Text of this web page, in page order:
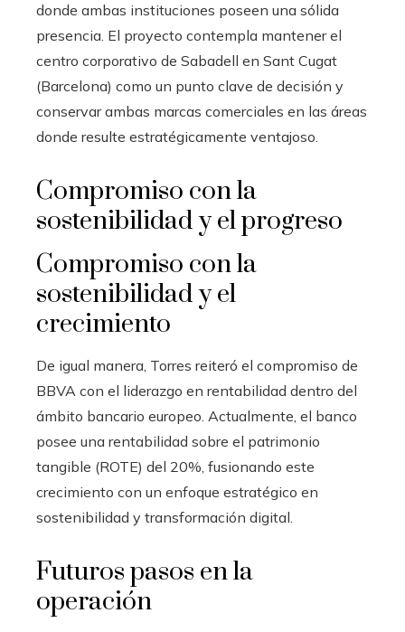
donde ambas instituciones poseen una sólida
presencia. El proyecto contempla mantener el
centro corporativo de Sabadell en Sant Cugat
(Barcelona) como un punto clave de decisión y
conservar ambas marcas comerciales en las áreas
donde resulte estratégicamente ventajoso.
Compromiso con la
sostenibilidad y el progreso
Compromiso con la
sostenibilidad y el
crecimiento
De igual manera, Torres reiteró el compromiso de
BBVA con el liderazgo en rentabilidad dentro del
ámbito bancario europeo. Actualmente, el banco
posee una rentabilidad sobre el patrimonio
tangible (ROTE) del 20%, fusionando este
crecimiento con un enfoque estratégico en
sostenibilidad y transformación digital.
Futuros pasos en la
operación